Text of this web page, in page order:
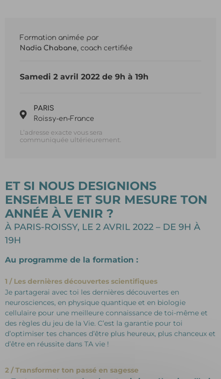
seconds
Formation animée par
Nadia Chabane, coach certifiée
Samedi 2 avril 2022 de 9h à 19h
PARIS
Roissy-en-France
L’adresse exacte vous sera
communiquée ultérieurement.
ET SI NOUS DESIGNIONS
ENSEMBLE ET SUR MESURE TON
ANNÉE À VENIR ?
À PARIS-ROISSY, LE 2 AVRIL 2022 – DE 9H À
19H
Au programme de la formation :
1 / Les dernières découvertes scientifiques
Je partagerai avec toi les dernières découvertes en
neurosciences, en physique quantique et en biologie
cellulaire pour une meilleure connaissance de toi-même et
des règles du jeu de la Vie. C’est la garantie pour toi
d’optimiser tes chances d’être plus heureux, plus chanceux et
d’être en réussite dans TA vie !
2 / Transformer ton passé en sagesse